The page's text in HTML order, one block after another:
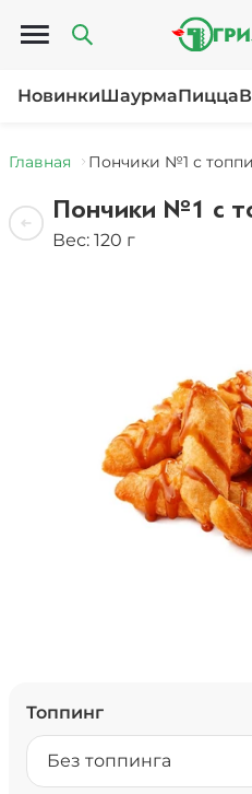
Открыть меню
НовинкиШаурмаПицца
Главная Пончики №1 с
Пончики №1 с
Вес: 120 г
Топпинг
Без топпинга